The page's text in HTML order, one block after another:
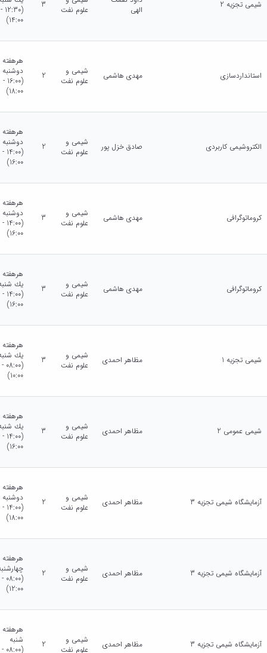
شیمی تجزیه 2
الهی
علوم نفت
3
(12:30 -
14:00)
استانداردسازی مهدی هاشمی
شیمی و
علوم نفت
2
هرهفته
دوشنبه
(16:00 -
18:00)
الکتروشیمی کاربردی صادق خزل پور
شیمی و
علوم نفت
2
هرهفته
دوشنبه
(14:00 -
16:00)
کروماتوگرافی مهدی هاشمی
شیمی و
علوم نفت
3
هرهفته
دوشنبه
(14:00 -
16:00)
کروماتوگرافی مهدی هاشمی
شیمی و
علوم نفت
3
هرهفته
يك
(14:00 -
16:00)
شیمی تجزیه 1 مظاهر احمدی
شیمی و
علوم نفت
3
هرهفته
يك
(08:00 -
10:00)
شیمی عمومی 2 مظاهر احمدی
شیمی و
علوم نفت
3
هرهفته
يك
(14:00 -
16:00)
آزمایشگاه شیمی تجزیه 3 مظاهر احمدی
شیمی و
علوم نفت
2
هرهفته
دوشنبه
(14:00 -
18:00)
آزمایشگاه شیمی تجزیه 3 مظاهر احمدی
شیمی و
علوم نفت
2
هرهفته
(08:00 -
12:00)
آزمایشگاه شیمی تجزیه 3 مظاهر احمدی
شیمی و
علوم نفت
2
هرهفته
شنبه
(08:00 -